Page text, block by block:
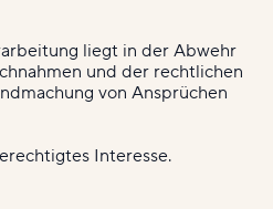
liegt in der Abwehr
und der rechtlichen
von Ansprüchen
Interesse.